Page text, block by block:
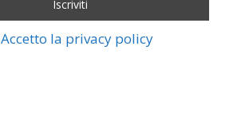
Accetto la privacy policy